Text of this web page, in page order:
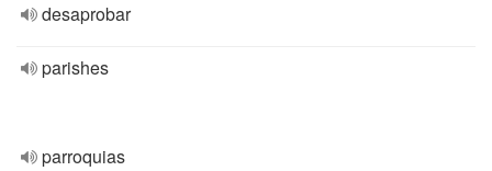
desaprobar
parishes
parroquias